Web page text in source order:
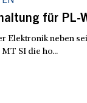
für PL-
Elektronik neben
SI die ho...